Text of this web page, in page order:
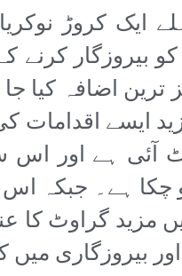
کروڑ
کو بیروزگار
اضافہ کیا
ایسے اقدامات
آئی ہے اور اس
قدر کھو چکا
مزید گراوٹ
بیروزگاری میں